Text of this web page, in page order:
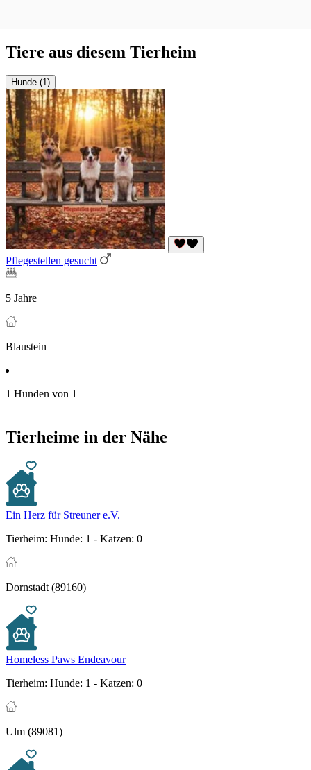
Tiere aus diesem Tierheim
Hunde (1)
Pflegestellen gesucht
5 Jahre
Blaustein
1 Hunden von 1
Tierheime in der Nähe
Ein Herz für Streuner e.V.
Tierheim: Hunde: 1 - Katzen: 0
Dornstadt (89160)
Homeless Paws Endeavour
Tierheim: Hunde: 1 - Katzen: 0
Ulm (89081)